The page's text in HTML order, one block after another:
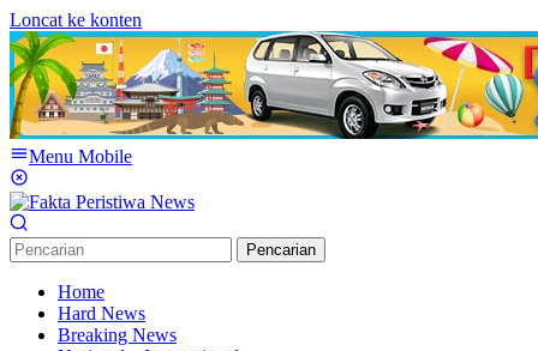
Loncat ke konten
Menu Mobile
Pencarian
Home
Hard News
Breaking News